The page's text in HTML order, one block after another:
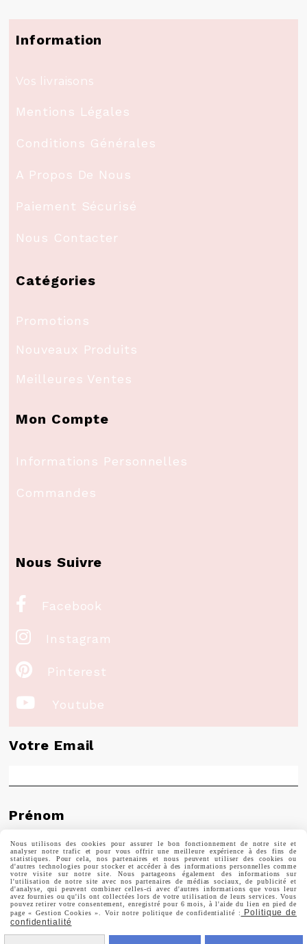
Information
Vos livraisons
Mentions Légales
Conditions Générales
A Propos De Nous
Paiement Sécurisé
Nous Contacter
Catégories
Promotions
Nouveaux Produits
Meilleures Ventes
Mon Compte
Informations Personnelles
Commandes
Nous Suivre
 Facebook
 Instagram
 Pinterest
 Youtube
Votre Email
Prénom
Valider
Vous pouvez vous désinscrire à tout moment. Vous
trouverez pour cela nos informations de contact dans les
conditions d'utilisation du site.
Nous utilisons des cookies pour assurer le bon fonctionnement de notre site et
analyser notre trafic et pour vous offrir une meilleure expérience à des fins de
statistiques. Pour cela, nos partenaires et nous peuvent utiliser des cookies ou
d'autres technologies pour stocker et accéder à des informations personnelles comme
votre visite sur notre site. Nous partageons également des informations sur
l'utilisation de notre site avec nos partenaires de médias sociaux, de publicité et
d'analyse, qui peuvent combiner celles-ci avec d'autres informations que vous leur
avez fournies ou qu'ils ont collectées lors de votre utilisation de leurs services. Vous
pouvez retirer votre consentement, enregistré pour 6 mois, à l'aide du lien en pied de
page « Gestion Cookies ». Voir notre politique de confidentialité :
Politique de
confidentialité